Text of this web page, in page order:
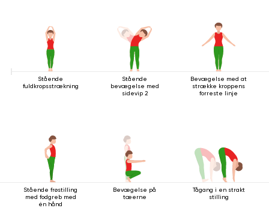
Stående
fuldkropsstrækning
Stående
bevægelse med
sidevip 2
Bevægelse med at
strække kroppens
forreste linje
Stående frøstilling
med fodgreb med
én hånd
Bevægelse på
tæerne
Tågang i en strakt
stilling